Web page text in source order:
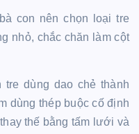
con nên chọn loại tre
nhỏ, chắc chăn làm cột
dùng dao chẻ thành
dùng thép buộc cố định
thế bằng tấm lưới và